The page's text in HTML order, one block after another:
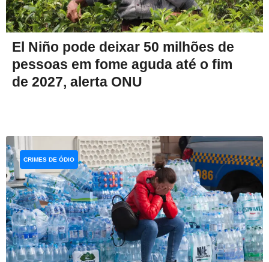
El Niño pode deixar 50 milhões de
pessoas em fome aguda até o fim
de 2027, alerta ONU
CRIMES DE ÓDIO